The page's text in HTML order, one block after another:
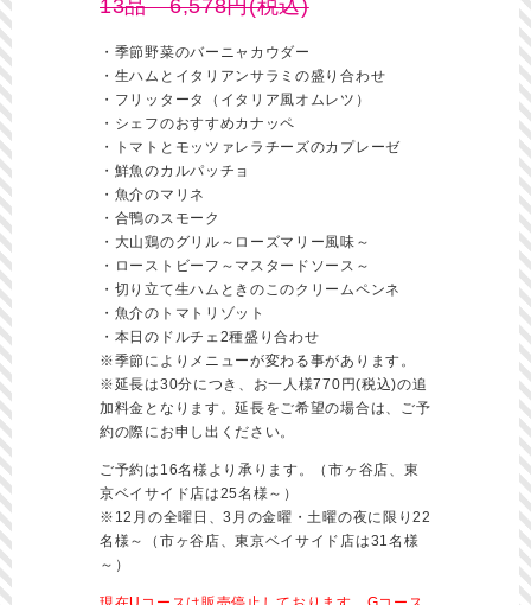
13品 6,578円(税込)
・季節野菜のバーニャカウダー
・生ハムとイタリアンサラミの盛り合わせ
・フリッタータ（イタリア風オムレツ）
・シェフのおすすめカナッペ
・トマトとモッツァレラチーズのカプレーゼ
・鮮魚のカルパッチョ
・魚介のマリネ
・合鴨のスモーク
・大山鶏のグリル～ローズマリー風味～
・ローストビーフ～マスタードソース～
・切り立て生ハムときのこのクリームペンネ
・魚介のトマトリゾット
・本日のドルチェ2種盛り合わせ
※季節によりメニューが変わる事があります。
※延長は30分につき、お一人様770円(税込)の追
加料金となります。延長をご希望の場合は、ご予
約の際にお申し出ください。
ご予約は16名様より承ります。（市ヶ谷店、東
京ベイサイド店は25名様～）
※12月の全曜日、3月の金曜・土曜の夜に限り22
名様～（市ヶ谷店、東京ベイサイド店は31名様
～）